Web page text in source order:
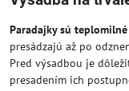
Paradajky sú
presádzajú až po
Pred výsadbou je
presadením ich